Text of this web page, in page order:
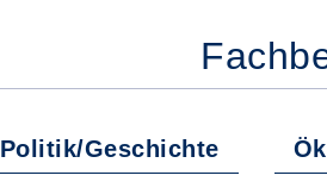
Politik/Geschichte